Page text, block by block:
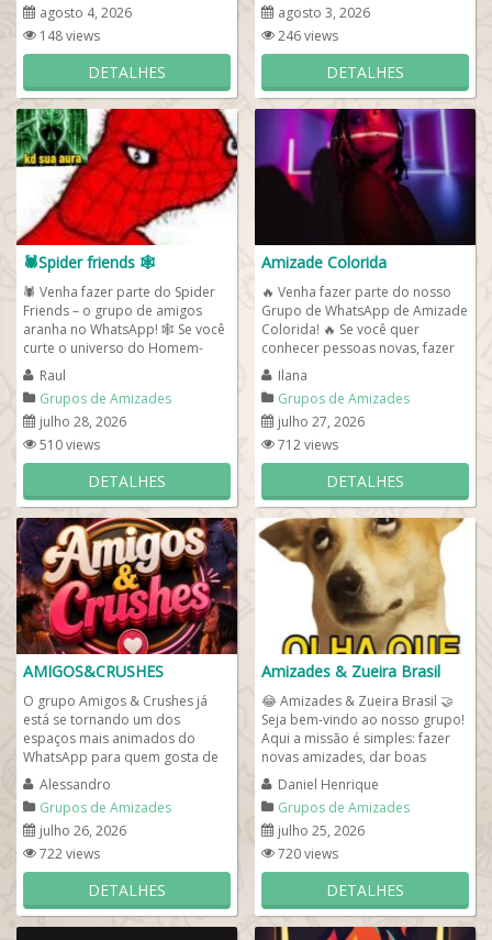
agosto 4, 2026
148 views
DETALHES
agosto 3, 2026
246 views
DETALHES
🕷️Spider friends 🕸️
🕷️ Venha fazer parte do Spider
Friends – o grupo de amigos
aranha no WhatsApp! 🕸️ Se você
curte o universo do Homem-
Aranha, amizade,...
Raul
Grupos de Amizades
julho 28, 2026
510 views
DETALHES
Amizade Colorida
🔥 Venha fazer parte do nosso
Grupo de WhatsApp de Amizade
Colorida! 🔥 Se você quer
conhecer pessoas novas, fazer
amizades verdadeiras ou até
viver...
Ilana
Grupos de Amizades
julho 27, 2026
712 views
DETALHES
AMIGOS&CRUSHES
O grupo Amigos & Crushes já
está se tornando um dos
espaços mais animados do
WhatsApp para quem gosta de
conversar, fazer novas amizades
e participar...
Alessandro
Grupos de Amizades
julho 26, 2026
722 views
DETALHES
Amizades & Zueira Brasil
😂 Amizades & Zueira Brasil 🤝
Seja bem-vindo ao nosso grupo!
Aqui a missão é simples: fazer
novas amizades, dar boas
risadas e conversar sobre...
Daniel Henrique
Grupos de Amizades
julho 25, 2026
720 views
DETALHES